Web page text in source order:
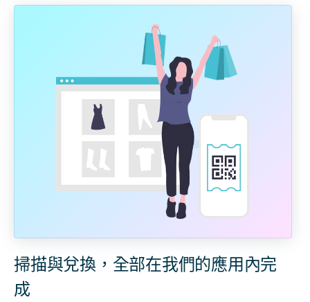
掃描與兌換，全部在我們的應用內完
成